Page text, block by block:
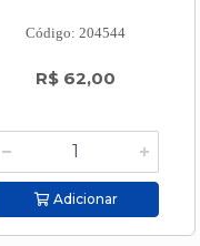
Código: 204544
R$ 62,00
Adicionar